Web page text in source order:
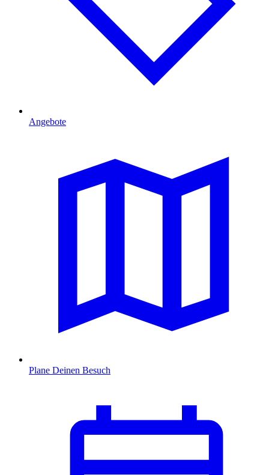
Angebote
Plane Deinen Besuch